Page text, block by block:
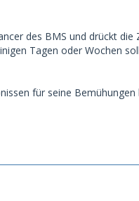
des BMS und drückt die
Tagen oder Wochen
für seine